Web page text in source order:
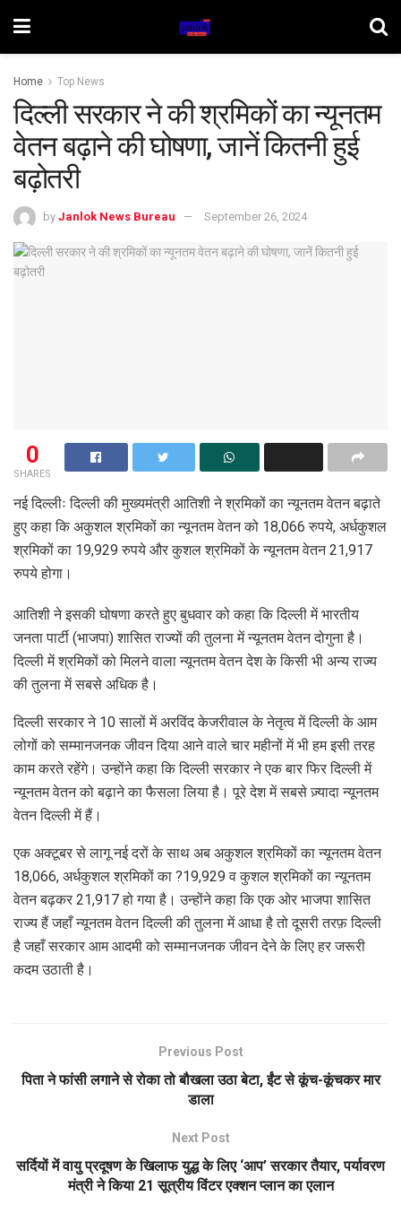
Home Top News
दिल्ली सरकार ने की श्रमिकों का न्यूनतम
वेतन बढ़ाने की घोषणा, जानें कितनी हुई
बढ़ोतरी
by Janlok News Bureau September 26, 2024
0
SHARES
नई दिल्लीः दिल्ली की मुख्यमंत्री आतिशी ने श्रमिकों का न्यूनतम वेतन बढ़ाते
हुए कहा कि अकुशल श्रमिकों का न्यूनतम वेतन को 18,066 रुपये, अर्धकुशल
श्रमिकों का 19,929 रुपये और कुशल श्रमिकों के न्यूनतम वेतन 21,917
रुपये होगा।
आतिशी ने इसकी घोषणा करते हुए बुधवार को कहा कि दिल्ली में भारतीय
जनता पार्टी (भाजपा) शासित राज्यों की तुलना में न्यूनतम वेतन दोगुना है।
दिल्ली में श्रमिकों को मिलने वाला न्यूनतम वेतन देश के किसी भी अन्य राज्य
की तुलना में सबसे अधिक है।
दिल्ली सरकार ने 10 सालों में अरविंद केजरीवाल के नेतृत्व में दिल्ली के आम
लोगों को सम्मानजनक जीवन दिया आने वाले चार महीनों में भी हम इसी तरह
काम करते रहेंगे। उन्होंने कहा कि दिल्ली सरकार ने एक बार फिर दिल्ली में
न्यूनतम वेतन को बढ़ाने का फैसला लिया है। पूरे देश में सबसे ज़्यादा न्यूनतम
वेतन दिल्ली में हैं।
एक अक्टूबर से लागू नई दरों के साथ अब अकुशल श्रमिकों का न्यूनतम वेतन
18,066, अर्धकुशल श्रमिकों का ?19,929 व कुशल श्रमिकों का न्यूनतम
वेतन बढ़कर 21,917 हो गया है। उन्होंने कहा कि एक ओर भाजपा शासित
राज्य हैं जहाँ न्यूनतम वेतन दिल्ली की तुलना में आधा है तो दूसरी तरफ़ दिल्ली
है जहाँ सरकार आम आदमी को सम्मानजनक जीवन देने के लिए हर जरूरी
कदम उठाती है।
Previous Post
पिता ने फांसी लगाने से रोका तो बौखला उठा बेटा, ईंट से कूंच-कूंचकर मार
डाला
Next Post
सर्दियों में वायु प्रदूषण के खिलाफ युद्ध के लिए ‘आप’ सरकार तैयार, पर्यावरण
मंत्री ने किया 21 सूत्रीय विंटर एक्शन प्लान का एलान